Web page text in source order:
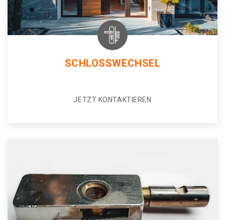
SCHLOSSWECHSEL
JETZT KONTAKTIEREN